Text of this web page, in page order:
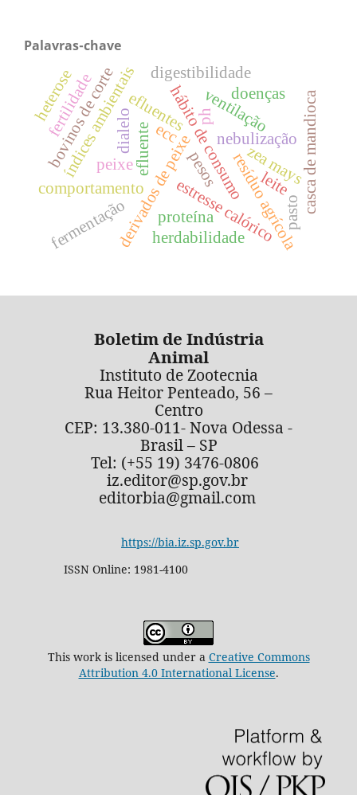
Palavras-chave
peixederivados de peixehábito de consumo
comportamento estresse calórico
índices ambientais nebulização
ventilação
digestibilidade
efluente
fermentação
ph
proteína resíduo agrícola
zea mayscasca de mandioca
efluentes
bovinos de corte
herdabilidade
pesos
pasto
doenças
leite
ecc
fertilidade dialelo
heterose
Boletim de Indústria
Animal
Instituto de Zootecnia
Rua Heitor Penteado, 56 –
Centro
CEP: 13.380-011- Nova Odessa -
Brasil – SP
Tel: (+55 19) 3476-0806
iz.editor@sp.gov.br
editorbia@gmail.com
https://bia.iz.sp.gov.br
ISSN Online: 1981-4100
This work is licensed under a Creative Commons
Attribution 4.0 International License.